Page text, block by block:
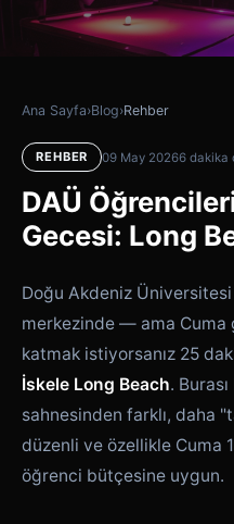
Ana Sayfa›Blog›Rehber
REHBER 09 May 20266 dakika
DAÜ
Gecesi: Long
Doğu Akdeniz
merkezinde — ama Cuma
katmak istiyorsanız 25
İskele Long Beach.
sahnesinden farklı, daha
düzenli ve özellikle Cuma
öğrenci bütçesine uygun.